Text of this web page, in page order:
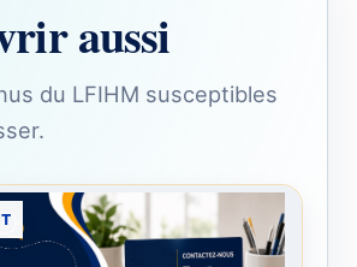
aussi
du LFIHM susceptibles